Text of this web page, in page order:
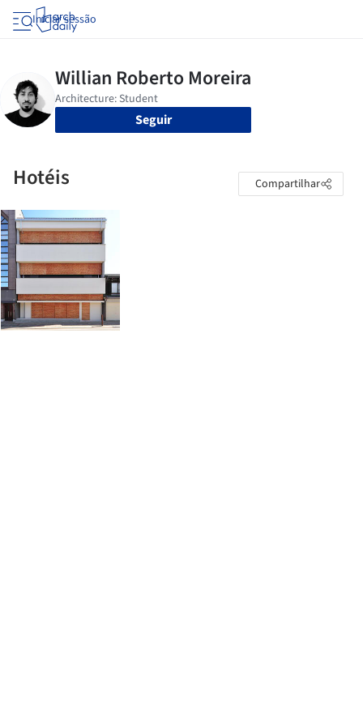
Iniciar sessão
Seguir
Hotéis Compartilhar